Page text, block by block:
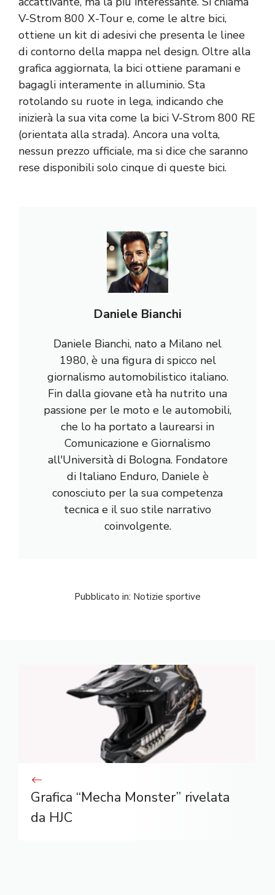
V-Strom 800 X-Tour e, come le altre bici,
ottiene un kit di adesivi che presenta le linee
di contorno della mappa nel design. Oltre alla
grafica aggiornata, la bici ottiene paramani e
bagagli interamente in alluminio. Sta
rotolando su ruote in lega, indicando che
inizierà la sua vita come la bici V-Strom 800 RE
(orientata alla strada). Ancora una volta,
nessun prezzo ufficiale, ma si dice che saranno
rese disponibili solo cinque di queste bici.
Daniele Bianchi
Daniele Bianchi, nato a Milano nel
1980, è una figura di spicco nel
giornalismo automobilistico italiano.
Fin dalla giovane età ha nutrito una
passione per le moto e le automobili,
che lo ha portato a laurearsi in
Comunicazione e Giornalismo
all'Università di Bologna. Fondatore
di Italiano Enduro, Daniele è
conosciuto per la sua competenza
tecnica e il suo stile narrativo
coinvolgente.
Pubblicato in: Notizie sportive
Grafica “Mecha Monster” rivelata
da HJC